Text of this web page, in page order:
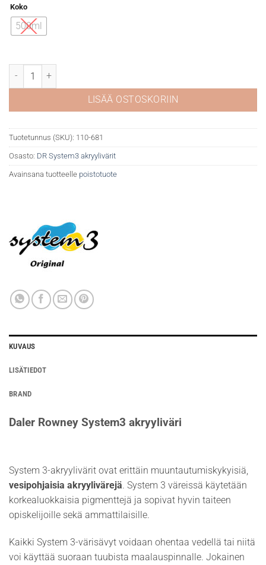
Koko
500ml
DR System 3 akryyli 681 Fluorescent yellow määrä
LISÄÄ OSTOSKORIIN
Tuotetunnus (SKU): 110-681
Osasto: DR System3 akryylivärit
Avainsana tuotteelle poistotuote
KUVAUS
LISÄTIEDOT
BRAND
Daler Rowney System3 akryyliväri
System 3-akryylivärit ovat erittäin muuntautumiskykyisiä,
vesipohjaisia akryylivärejä. System 3 väreissä käytetään
korkealuokkaisia pigmenttejä ja sopivat hyvin taiteen
opiskelijoille sekä ammattilaisille.
Kaikki System 3-värisävyt voidaan ohentaa vedellä tai niitä
voi käyttää suoraan tuubista maalauspinnalle. Jokainen